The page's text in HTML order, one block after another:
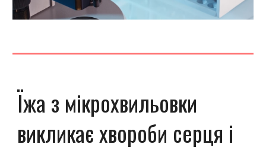
Їжа з мікрохвильовки
викликає хвороби серця і